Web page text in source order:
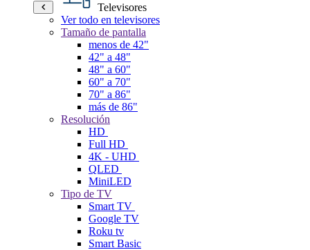
Televisores
Ver todo en televisores
Tamaño de pantalla
menos de 42"
42" a 48"
48" a 60"
60" a 70"
70" a 86"
más de 86"
Resolución
HD
Full HD
4K - UHD
QLED
MiniLED
Tipo de TV
Smart TV
Google TV
Roku tv
Smart Basic